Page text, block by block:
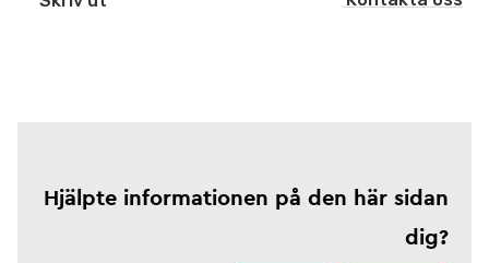
Hjälpte informationen på den här sidan
dig?